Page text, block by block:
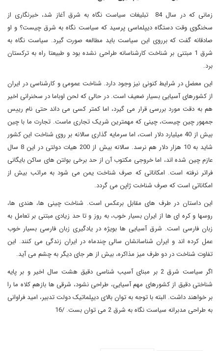
زمانی که در سال 84 تبلیغات سیاست نگاه به شرق آغاز شد، خبرنگاری از
سخنگوی وقت دستگاه دیپلماسی پرسید که سیاست نگاه به شرق چیست؟ و او
صادقانه گفت که برروی این سیاست باید مطالعه صورت گیرد. سیاست نگاه به
شرق 1 مبتنی بر شناخت کارشناسانه طراحی نشده بود و طبیعتا راه به ترکستان
برد.
این معضل در شرایط کنونی نیز وجود دارد. شناخت عمومی و کارشناسی در ایران
از کشورهای آسیایی بسیار ضعیف است. در حالی که لحن اوباما در سخنرانی اخیر
هم به دقت مورد بررسی قرار می گیرد، اما کمتر کسی می داند حتی نام رییس
جمهور چین چیست، چینی که مهمترین شریک تجاری ماست. تجارت ما با چین
بیش از 40 میلیارد دلار است، اما سرمایه گذاری سالانه بر روی شناخت این کشور
شاید به 10 هزار دلار هم نرسد. سالانه بیش از 200 هیات دولتی در این 8 سال
عازم چین شده اند، اما خروجی مکتوب آن از حد برخی بولتن های ساکن بایگانی
فراتر نرفته است. امکاناتی که صرف شناخت یمن می شود به مراتب بیش از
امکاناتی است که صرف شناخت ژاپن می گردد.
این داستان در طرف های مقابل برعکس است. شناخت چینی ها، هندی ها،
روسها و کره ای ها از ایران بسیار خوب، به روز و تا حد زیادی مبتنی بر تعامل به
زبان فارسی است. شرق آسیایی ها بویژه در یادگیری زبان فارسی بسیار خوب
عمل کرده اند و ایران شناسانشان سالی چندماه در ایران زندگی می کنند. این
تفاوت شناخت در دو طرف میز مذاکره، بیش از هر جای دیگر به چشم می آید.
اگر سیاست شرق 2 بر مبنای آسیب شناسی دقیق هشت سال اخیر و بر پایه
شناختی دقیق از کشورهای مهم آسیایی، طراحی نشود، شرقی ها بازهم کلاه ما را
بر خواهند داشت. البته با توجه به توان بالای دیپلماتیک دولت تدبیر، امید فراوانی
به طراحی مدبرانه سیاست نگاه به شرق 2 می توان بست. /16